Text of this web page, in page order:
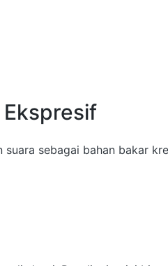
sebagai bahan bakar